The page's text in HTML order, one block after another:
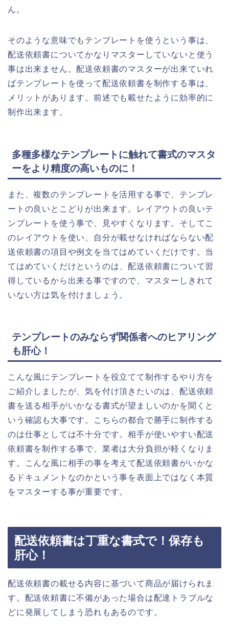
ん。
そのような意味でもテンプレートを使うという事は、
配送依頼書についてかなりマスターしていないと使う
事は出来ません。配送依頼書のマスターが出来ていれ
ばテンプレートを使って配送依頼書を制作する事は、
メリットがあります。前述でも載せたように効率的に
制作出来ます。
多種多様なテンプレートに触れて書式のマスタ
ーをより精度の高いものに！
また、複数のテンプレートを活用する事で、テンプレ
ートの良いとこどりが出来ます。レイアウトの良いテ
ンプレートを使う事で、見やすくなります。そしてこ
のレイアウトを使い、自分が載せなければならない配
送依頼書の項目や例文を当てはめていくだけです。当
てはめていくだけというのは、配送依頼書について習
得しているから出来る事ですので、マスターしきれて
いない方は気を付けましょう。
テンプレートのみならず関係者へのヒアリング
も肝心！
こんな風にテンプレートを役立てて制作するやり方を
ご紹介しましたが、気を付け頂きたいのは、配送依頼
書を送る相手がいかなる書式が望ましいのかを聞くと
いう確認も大事です。こちらの都合で勝手に制作する
のは仕事としては不十分です。相手が使いやすい配送
依頼書を制作する事で、業者は大分負担が軽くなりま
す。こんな風に相手の事を考えて配送依頼書がいかな
るドキュメントなのかという事を表面上ではなく本質
をマスターする事が重要です。
配送依頼書は丁重な書式で！保存も
肝心！
配送依頼書の載せる内容に基づいて商品が届けられま
す。配送依頼書に不備があった場合は配達トラブルな
どに発展してしまう恐れもあるのです。